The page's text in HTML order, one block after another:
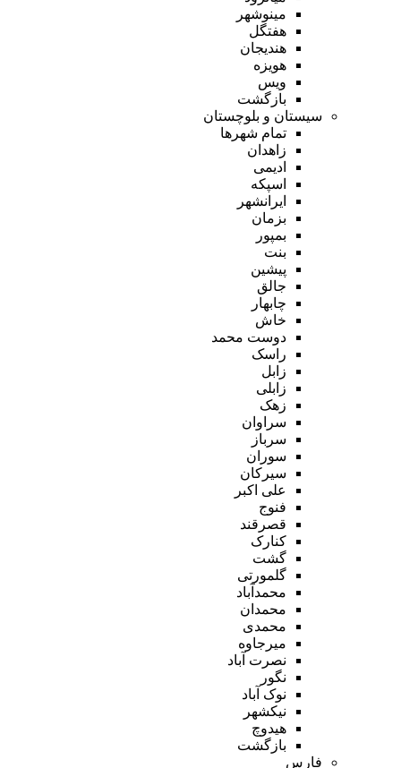
مینوشهر
هفتگل
هندیجان
هویزه
ویس
بازگشت
سیستان و بلوچستان
تمام شهر‌ها
زاهدان
ادیمی
اسپکه
ایرانشهر
بزمان
بمپور
بنت
پیشین
جالق
چابهار
خاش
دوست محمد
راسک
زابل
زابلی
زهک
سراوان
سرباز
سوران
سیرکان
علی اکبر
فنوج
قصرقند
کنارک
گشت
گلمورتی
محمدآباد
محمدان
محمدی
میرجاوه
نصرت آباد
نگور
نوک آباد
نیکشهر
هیدوچ
بازگشت
فارس